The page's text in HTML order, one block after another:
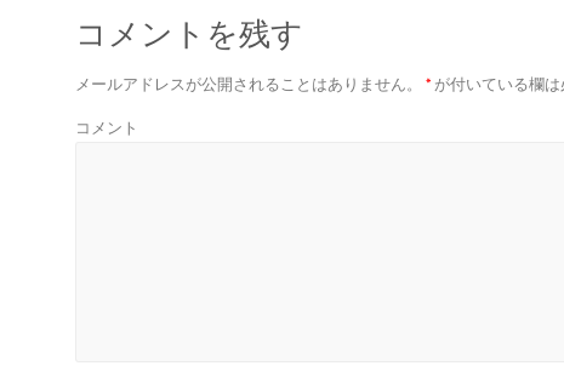
コメントを残す
メールアドレスが公開されることはありません。 * が付いている欄
コメント